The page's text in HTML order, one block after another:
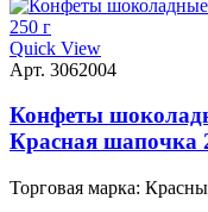
Quick View
Арт. 3062004
Конфеты
Красная шапочка
Торговая марка: